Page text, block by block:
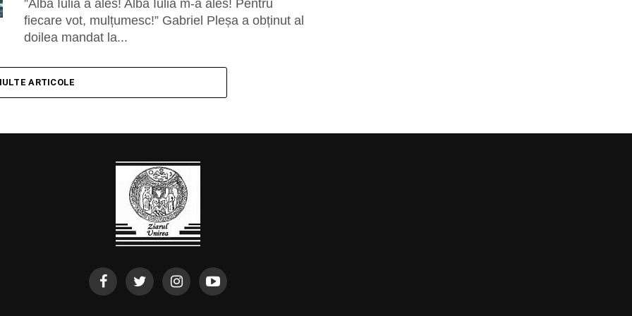
”Alba Iulia a ales! Alba Iulia m-a ales! Pentru
fiecare vot, mulțumesc!” Gabriel Pleșa a obținut al
doilea mandat la...
ARTICOLE